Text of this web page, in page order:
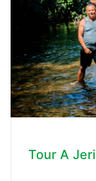
Tour A